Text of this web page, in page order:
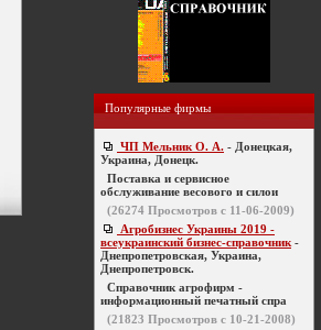
Популярные фирмы
ЧП Мельник О. А. - Донецкая,
Украина, Донецк.
Поставка и сервисное
обслуживание весового и силои
(26274 Просмотров с 11-06-2009)
Агробизнес Украины 2019 -
всеукраинский бизнес-справочник -
Днепропетровская, Украина,
Днепропетровск.
Справочник агрофирм -
информационный печатный спра
(21823 Просмотров с 10-21-2008)